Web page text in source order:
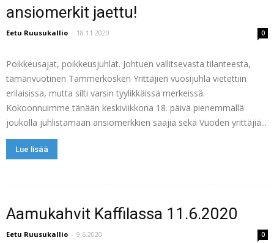
ansiomerkit jaettu!
Eetu Ruusukallio - 18.11.2020 0
Poikkeusajat, poikkeusjuhlat. Johtuen vallitsevasta tilanteesta,
tämänvuotinen Tammerkosken Yrittäjien vuosijuhla vietettiin
erilaisissa, mutta silti varsin tyylikkäissä merkeissä.
Kokoonnuimme tänään keskiviikkona 18. päivä pienemmällä
joukolla juhlistamaan ansiomerkkien saajia sekä Vuoden yrittäjiä...
Lue lisää
Aamukahvit Kaffilassa 11.6.2020
Eetu Ruusukallio - 9.6.2020 0